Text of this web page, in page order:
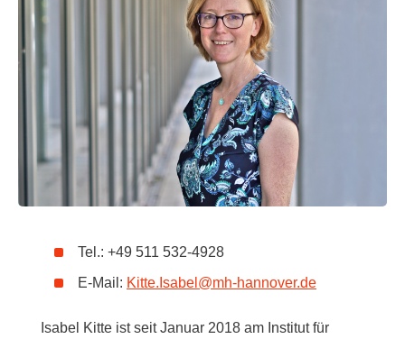
Tel.: +49 511 532-4928
E-Mail: Kitte.Isabel @mh-hannover.de
Isabel Kitte ist seit Januar 2018 am Institut für